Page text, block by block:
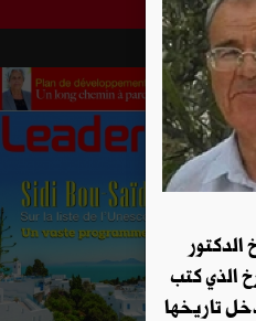
الدكتور
الذي كتب
تاريخها